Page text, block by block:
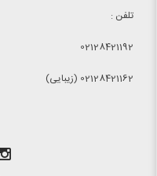
تلفن :
02128421192
02128421162 (زیبایی)